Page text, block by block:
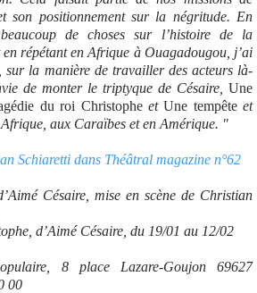
son positionnement sur la négritude. En
de choses sur l’histoire de la
répétant en Afrique à Ouagadougou, j’ai
sur la manière de travailler des acteurs là-
de monter le triptyque de Césaire, Une
du roi Christophe etUne tempêteet
aux Caraïbes et en Amérique. "
Schiaretti dans Théâtral magazine n°62
Césaire, mise en scène de Christian
d’Aimé Césaire, du 19/01 au 12/02
8 place Lazare-Goujon 69627
00